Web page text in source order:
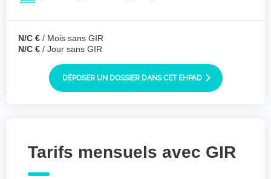
Joindre des fichiers (lettre manuscrite,
dessin, photo ..)
PNG, PDF, JPEG, TAILLE MAX. DES FICHIERS :
100 MB.
N/C € / Mois sans GIR
N/C € / Jour sans GIR
DÉPOSER UN DOSSIER DANS CET EHPAD
Tarifs mensuels avec GIR